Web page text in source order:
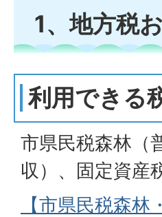
1、地方税
利用できる
市県民税森林（
収）、固定資産
【市県民税森